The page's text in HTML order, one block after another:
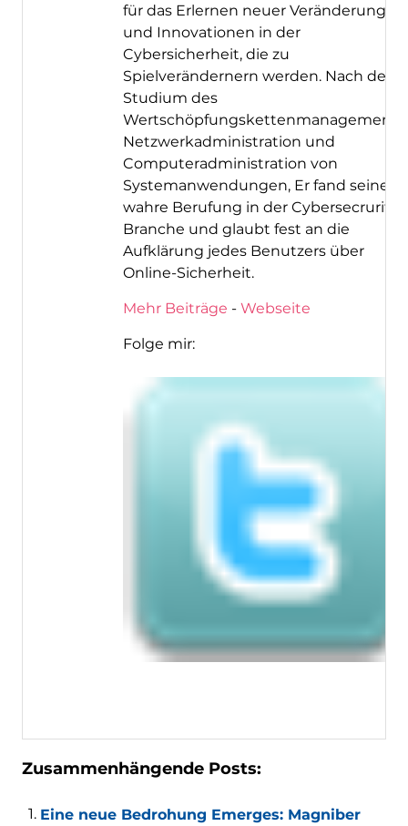
für das Erlernen neuer Veränderungen
und Innovationen in der
Cybersicherheit, die zu
Spielverändernern werden. Nach dem
Studium des
Wertschöpfungskettenmanagements,
Netzwerkadministration und
Computeradministration von
Systemanwendungen, Er fand seine
wahre Berufung in der Cybersecrurity-
Branche und glaubt fest an die
Aufklärung jedes Benutzers über
Online-Sicherheit.
Mehr Beiträge - Webseite
Folge mir:
Zusammenhängende Posts:
Eine neue Bedrohung Emerges: Magniber